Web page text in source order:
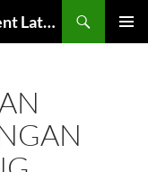
Indonesian Economy and Investment Latest News